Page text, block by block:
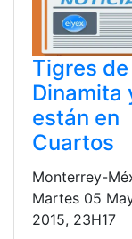
Tigres de
Dinamita
están en
Cuartos
Monterrey-
Martes 05
2015, 23H17